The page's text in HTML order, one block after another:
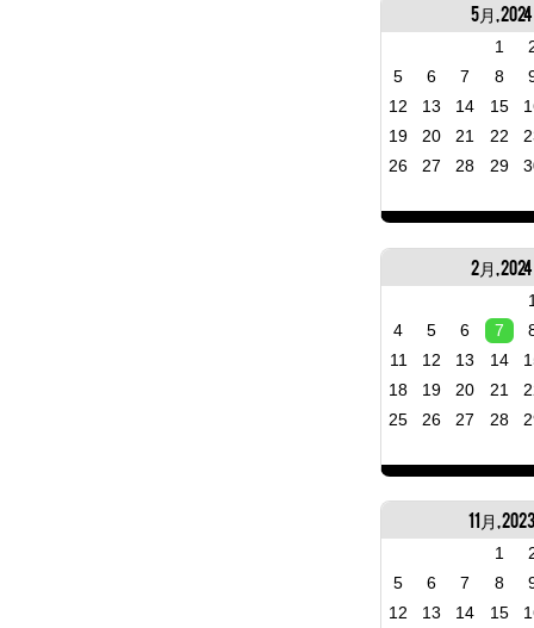
5月, 2024
1
5
6 7 8
12
13 14 15
19
20 21 22
26
27 28 29
2月, 2024
4
5 6 7
11
12 13 14
18
19 20 21
25
26 27 28
11月, 2023
1
5
6 7 8
12
13 14 15